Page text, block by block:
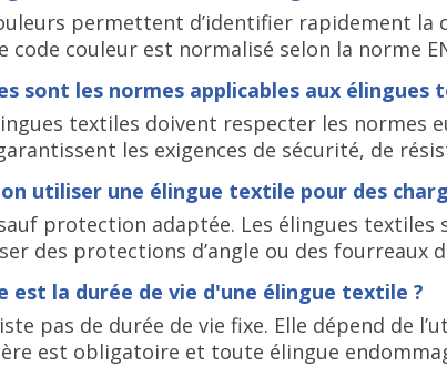
permettent d’identifier rapidement la
code couleur est normalisé selon la norme
sont les normes applicables aux élingues
textiles doivent respecter les normes
les exigences de sécurité, de
utiliser une élingue textile pour des
protection adaptée. Les élingues textiles
des protections d’angle ou des fourreaux
est la durée de vie d'une élingue textile ?
pas de durée de vie fixe. Elle dépend de
est obligatoire et toute élingue